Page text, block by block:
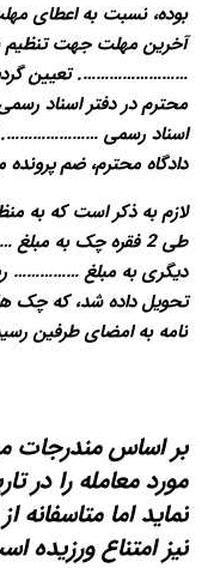
آخرین مهلت جهت تنظیم
……………………. تعیین
محترم در دفتر اسناد
اسناد رسمی ………………….
دادگاه محترم، ضم
لازم به ذکر است که به
طی 2 فقره چک به
دیگری به مبلغ ……………
تحویل داده شد، که چک
نامه به امضای طرفین
بر اساس مندرجات
مورد معامله را
نماید اما
نیز امتناع ورزیده